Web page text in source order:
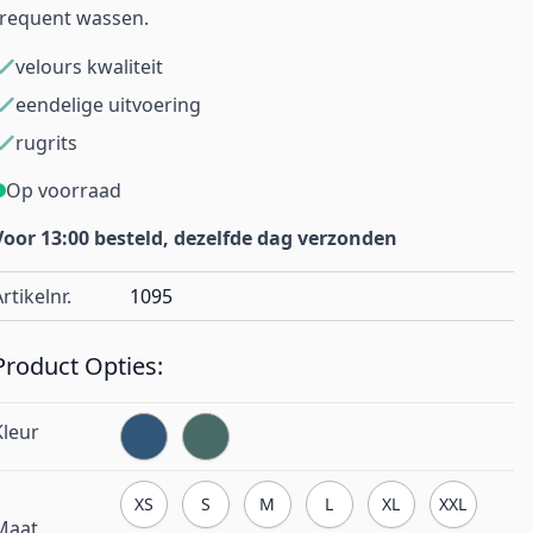
wassen.
velours kwaliteit
eendelige uitvoering
rugrits
Op voorraad
13:00 besteld, dezelfde dag verzonden
1095
Opties:
XS S M L XL XXL